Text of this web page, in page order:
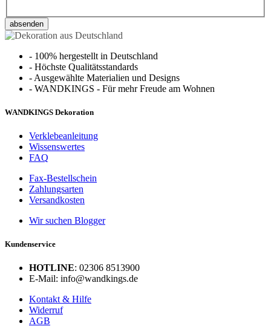
absenden
- 100% hergestellt in Deutschland
- Höchste Qualitätsstandards
- Ausgewählte Materialien und Designs
- WANDKINGS - Für mehr Freude am Wohnen
WANDKINGS Dekoration
Verklebeanleitung
Wissenswertes
FAQ
Fax-Bestellschein
Zahlungsarten
Versandkosten
Wir suchen Blogger
Kundenservice
HOTLINE: 02306 8513900
E-Mail: info@wandkings.de
Kontakt & Hilfe
Widerruf
AGB